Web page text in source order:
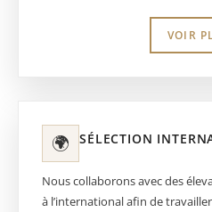
avec une base solide etVOIR
🌍 SÉLECTION
Nous collaborons avec des
à l’international afin de travailler des lignées rares, alliant